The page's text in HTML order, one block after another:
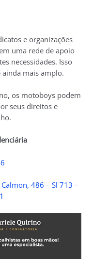
e organizações
uma rede de apoio
necessidades. Isso
mais amplo.
os motoboys podem
seus direitos e
486 – Sl 713 –